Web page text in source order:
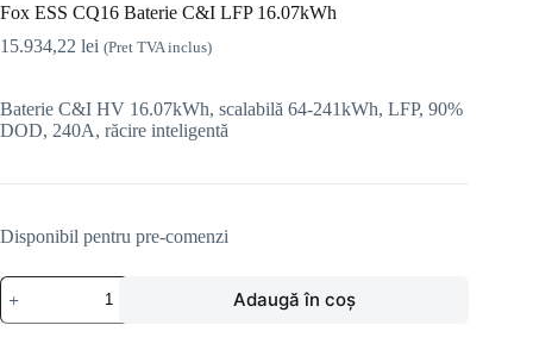
Fox ESS CQ16 Baterie C&I LFP 16.07kWh
15.934,22 lei (Pret TVA inclus)
Baterie C&I HV 16.07kWh, scalabilă 64-241kWh, LFP, 90%
DOD, 240A, răcire inteligentă
Disponibil pentru pre-comenzi
Cantitate
Fox
ESS
Adaugă în coș